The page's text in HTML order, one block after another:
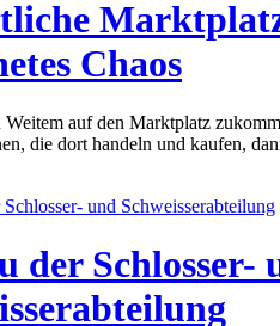
Chaos
Weitem auf den Marktplatz
die dort handeln und kaufen,
der Schlosser-